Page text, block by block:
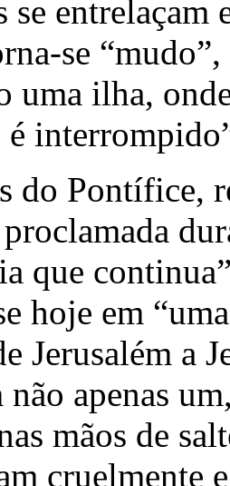
se entrelaçam
se
uma ilha,
do Pontífice,
que
hoje em
Jerusalém
apenas
mãos de
cruelmente